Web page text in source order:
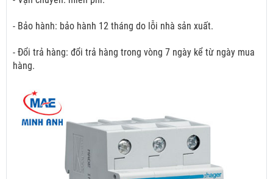
- Bảo hành: bảo hành 12 tháng do lỗi nhà sản xuất.
- Đổi trả hàng: đổi trả hàng trong vòng 7 ngày kể từ ngày mua
hàng.